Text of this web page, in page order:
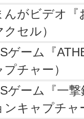
んがビデオ『
クセル）
ゲーム『
プチャー）
ゲーム『一
ンキャプチャ